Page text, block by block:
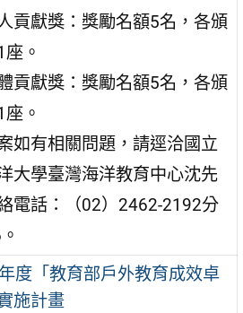
貢獻獎：獎勵名額5名，各頒
。
貢獻獎：獎勵名額5名，各頒
。
如有相關問題，請逕洽國立
大學臺灣海洋教育中心沈先
電話：（02）2462-2192分
度「教育部戶外教育成效卓
施計畫